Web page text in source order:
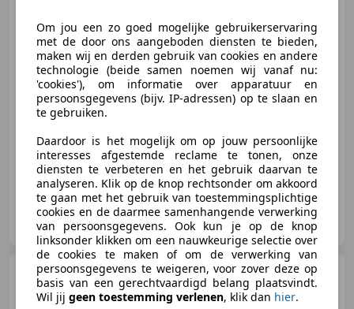
€ 22.950
02/1994 114.131 km Benzine 290 kW (394 PK)
RVL Auto's
NL-5741 SX BEEK EN DONK
Ford Mustang USA 289 CI
1965 Fastback C-Code
*Gerestaureerd* Re
Om jou een zo goed mogelijke gebruikerservaring
met de door ons aangeboden diensten te bieden,
maken wij en derden gebruik van cookies en andere
technologie (beide samen noemen wij vanaf nu:
'cookies'), om informatie over apparatuur en
persoonsgegevens (bijv. IP-adressen) op te slaan en
te gebruiken.
Daardoor is het mogelijk om op jouw persoonlijke
interesses afgestemde reclame te tonen, onze
diensten te verbeteren en het gebruik daarvan te
analyseren. Klik op de knop rechtsonder om akkoord
te gaan met het gebruik van toestemmingsplichtige
cookies en de daarmee samenhangende verwerking
van persoonsgegevens. Ook kun je op de knop
linksonder klikken om een nauwkeurige selectie over
de cookies te maken of om de verwerking van
persoonsgegevens te weigeren, voor zover deze op
basis van een gerechtvaardigd belang plaatsvindt.
Wil jij geen toestemming verlenen, klik dan hier.